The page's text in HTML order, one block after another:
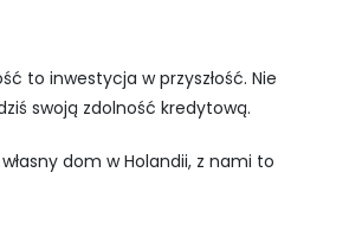
to inwestycja w przyszłość. Nie
swoją zdolność kredytową.
dom w Holandii, z nami to